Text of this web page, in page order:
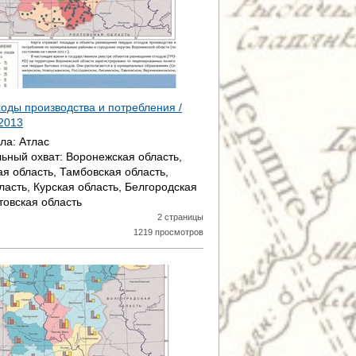
производства и потребления /
Атлас
охват: Воронежская область,
область, Тамбовская область,
Курская область, Белгородская
область
2 страницы
1219 просмотров